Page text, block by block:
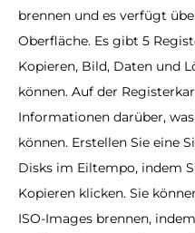
brennen und es verfügt
Oberfläche. Es gibt 5
Kopieren, Bild, Daten und
können. Auf der
Informationen darüber,
können. Erstellen Sie eine
Disks im Eiltempo, indem
Kopieren klicken. Sie
ISO-Images brennen,